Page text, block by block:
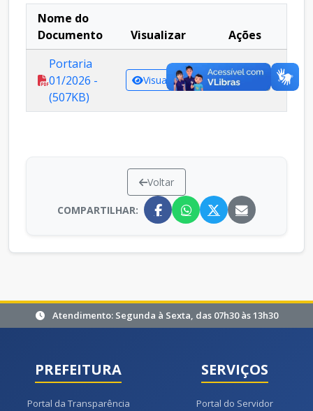
Nome do
Documento
Visualizar
Ações
Portaria
01/2026 -
(507KB)
Visualizar Baixar
Voltar
COMPARTILHAR:
Atendimento: Segunda à Sexta, das 07h30 às 13h30
PREFEITURA
Portal da Transparência
SERVIÇOS
Portal do Servidor